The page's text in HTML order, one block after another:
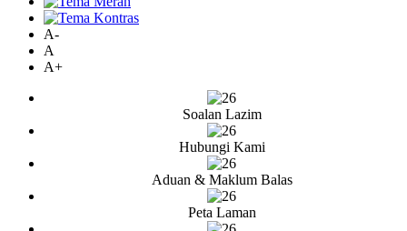
A-
A
A+
Soalan Lazim
Hubungi Kami
Aduan & Maklum Balas
Peta Laman